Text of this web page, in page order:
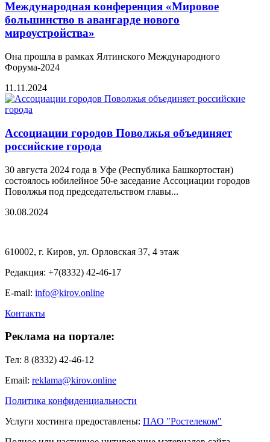
Международная конференция «Мировое
большинство в авангарде нового
мироустройства»
Она прошла в рамках Ялтинского Международного
Форума-2024
11.11.2024
Ассоциации городов Поволжья объединяет
российские города
30 августа 2024 года в Уфе (Республика Башкортостан)
состоялось юбилейное 50-е заседание Ассоциации городов
Поволжья под председательством главы...
30.08.2024
610002, г. Киров, ул. Орловская 37, 4 этаж
Редакция: +7(8332) 42-46-17
E-mail: info@kirov.online
Контакты
Реклама на портале:
Тел: 8 (8332) 42-46-12
Email: reklama@kirov.online
Политика конфиденциальности
Услуги хостинга предоставлены: ПАО "Ростелеком"